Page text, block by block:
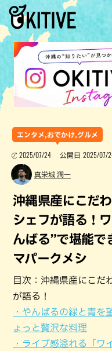
エンタメ,おでかけ,グルメ
2025/07/24 公開日 2025/07/
真栄城 潤一
沖縄県産にこだ
シェフが語る！
んばる”で堪能で
マパークメシ
目次：沖縄県産にこだ
が語る！
・やんばるの緑と青を
ょっと贅沢な料理
・ライブ感溢れる「ワ